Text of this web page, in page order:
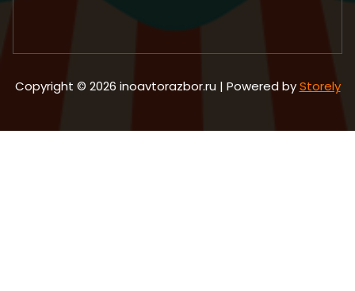
Copyright © 2026 inoavtorazbor.ru | Powered byStorely